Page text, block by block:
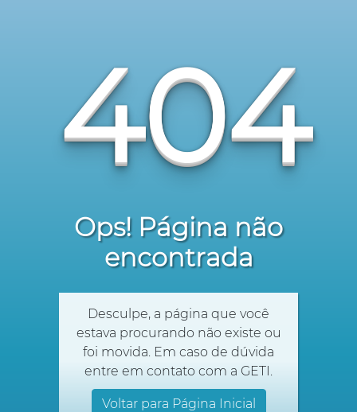
404
Ops! Página não
encontrada
Desculpe, a página que você
estava procurando não existe ou
foi movida. Em caso de dúvida
entre em contato com a GETI.
Voltar para Página Inicial